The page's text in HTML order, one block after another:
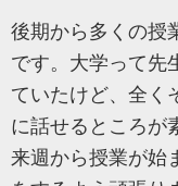
後期から多くの授
です。大学って先
ていたけど、全く
に話せるところが
来週から授業が始